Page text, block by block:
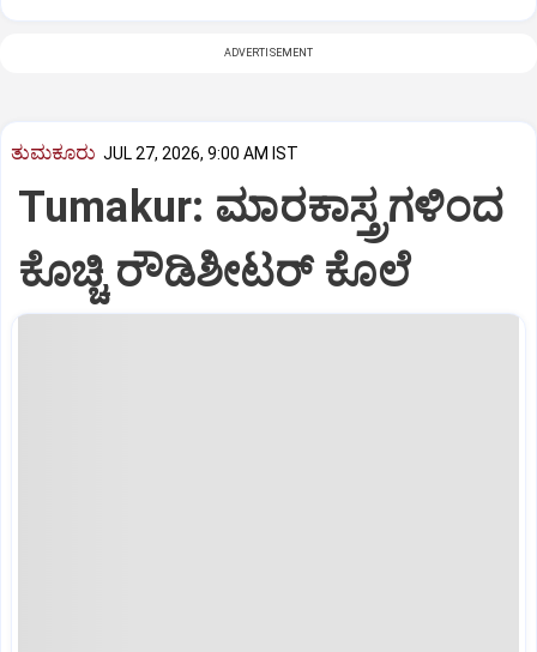
ADVERTISEMENT
ತುಮಕೂರು JUL 27, 2026, 9:00 AM IST
Tumakur: ಮಾರಕಾಸ್ತ್ರಗಳಿಂದ
ಕೊಚ್ಚಿ ರೌಡಿಶೀಟರ್ ಕೊಲೆ